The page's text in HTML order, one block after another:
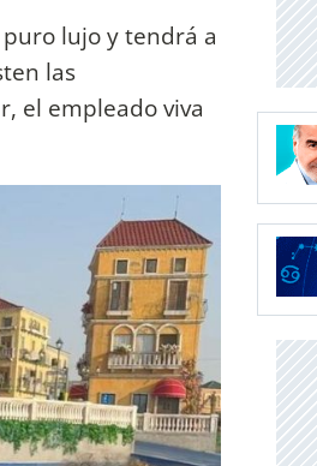
lujo y tendrá a
las
el empleado viva